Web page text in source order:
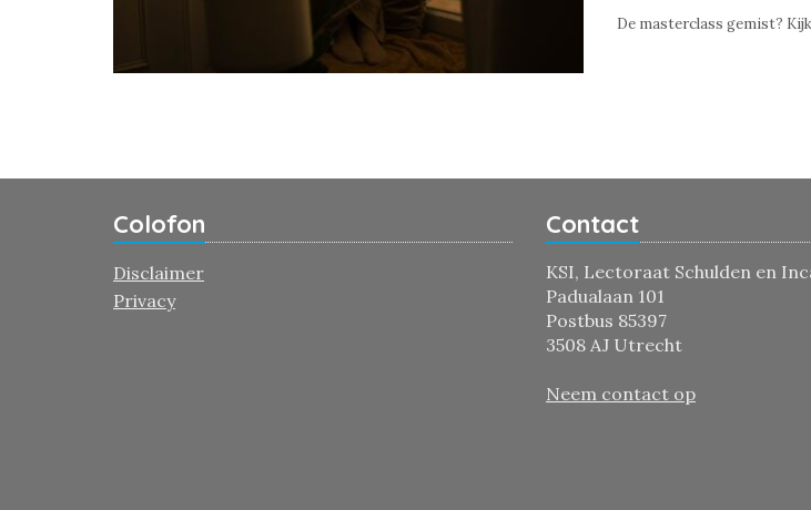
De masterclass gemist?
Colofon
Disclaimer
Privacy
Contact
KSI, Lectoraat Schulden en
Padualaan 101
Postbus 85397
3508 AJ Utrecht
Neem contact op